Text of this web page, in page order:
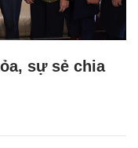
sự sẻ chia